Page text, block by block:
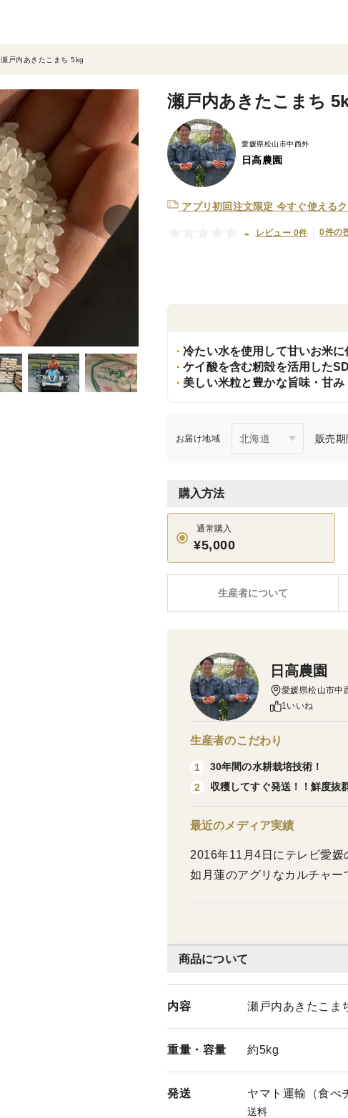
瀬戸内あきたこまち 5kg
瀬戸内あきたこまち
愛媛県松山市中西外
日高農園
アプリ初回注文限定 今すぐ使える
- レビュー 0件 0件の
冷たい水を使用して甘いお米に
ケイ酸を含む籾殻を活用した
美しい米粒と豊かな旨味・甘み
お届け地域 販売
購入方法
通常購入
¥5,000
生産者について
商品について
内容 瀬戸内あきたこま
重量・ 容量 約5kg
発送 ヤマト運輸（食べ
送料
日高農園
愛媛県松山市中
1いいね
生産者のこだわり
1
30年間の水耕栽培技術！
2
収穫してすぐ発送！！鮮度抜
最近のメディア実績
2016年11月4日にテレビ愛媛のほーなん
如月蓮のアグリなカルチャー